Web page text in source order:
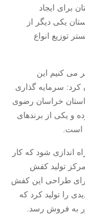
برای ایجاد
یکی دیگر از
توزیع انواع
می کنیم این
عنوان کرد: سرمایه گذاری
است. البته استان خراسان رضوی
و یکی از برندهای
است.
اندازی شود که کار
تولید کفش
برای طراحی این کفش
را تولید کرد که
به فروش رسد.